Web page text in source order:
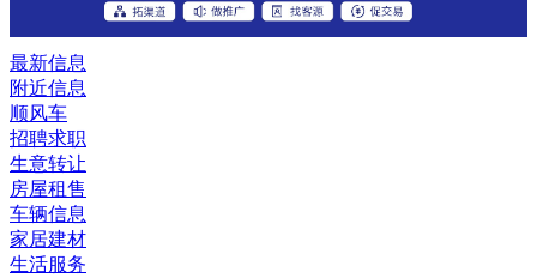
最新信息
附近信息
顺风车
招聘求职
生意转让
房屋租售
车辆信息
家居建材
生活服务